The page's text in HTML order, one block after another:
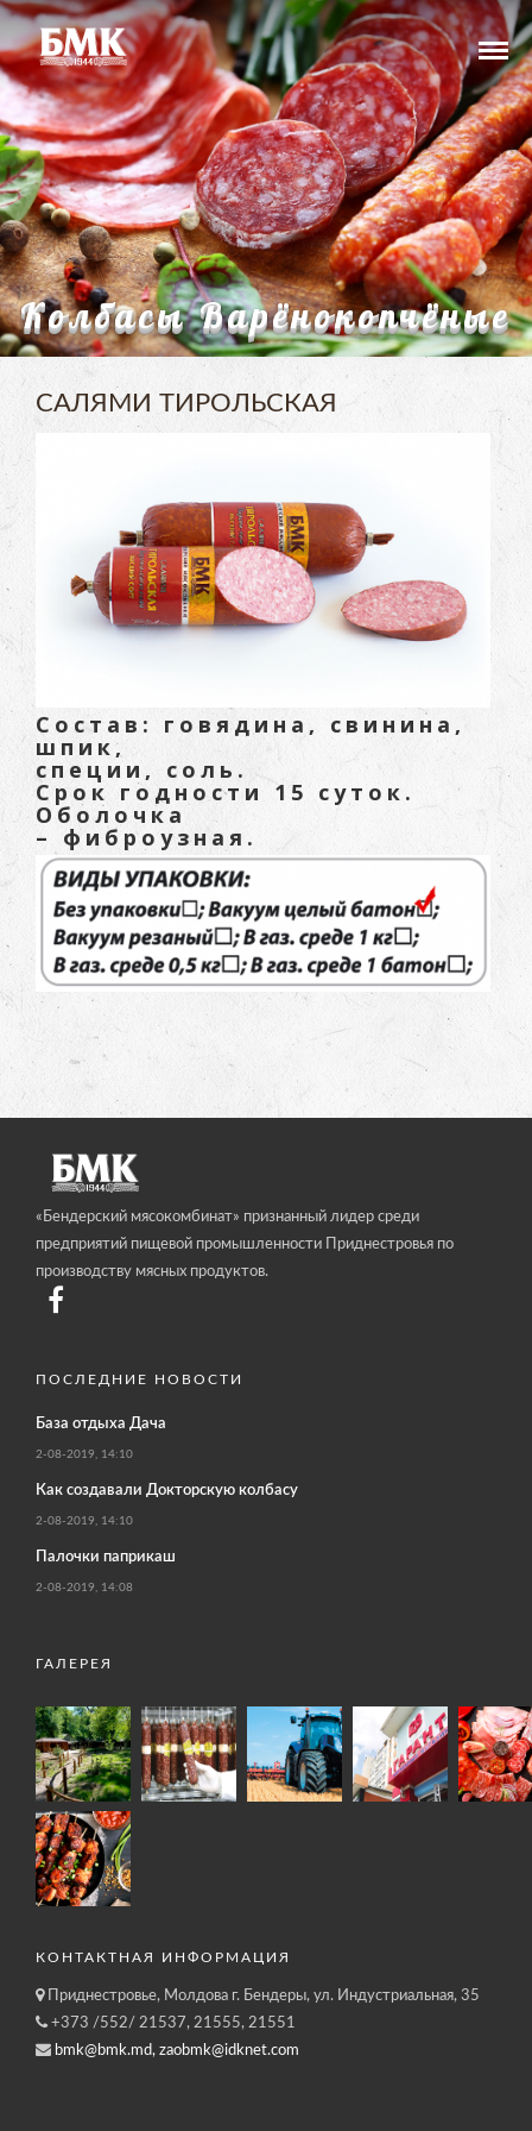
Колбасы Варёнокопчёные
САЛЯМИ ТИРОЛЬСКАЯ
Состав: говядина, свинина,
шпик,
специи, соль.
Срок годности 15 суток.
Оболочка
– фиброузная.
«Бендерский мясокомбинат» признанный лидер среди
предприятий пищевой промышленности Приднестровья по
производству мясных продуктов.
ПОСЛЕДНИЕ НОВОСТИ
База отдыха Дача
2-08-2019, 14:10
Как создавали Докторскую колбасу
2-08-2019, 14:10
Палочки паприкаш
2-08-2019, 14:08
ГАЛЕРЕЯ
КОНТАКТНАЯ ИНФОРМАЦИЯ
Приднестровье, Молдова г. Бендеры, ул. Индустриальная, 35
+373 /552/ 21537, 21555, 21551
bmk@bmk.md, zaobmk@idknet.com